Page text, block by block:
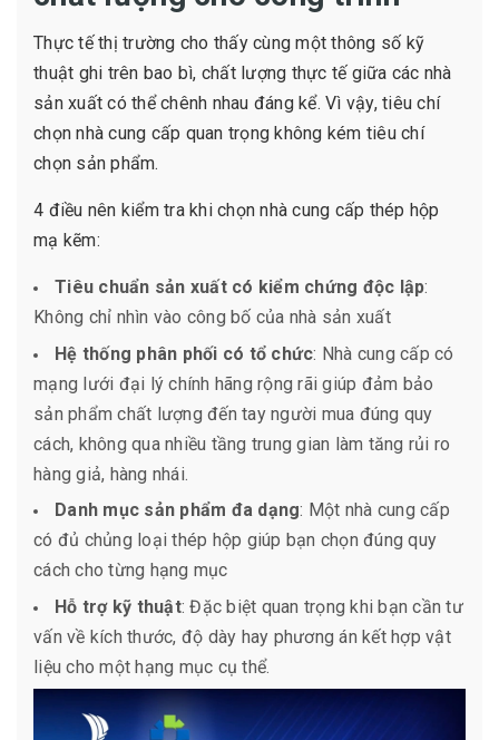
Thực tế thị trường cho thấy cùng một thông số kỹ
thuật ghi trên bao bì, chất lượng thực tế giữa các nhà
sản xuất có thể chênh nhau đáng kể. Vì vậy, tiêu chí
chọn nhà cung cấp quan trọng không kém tiêu chí
chọn sản phẩm.
4 điều nên kiểm tra khi chọn nhà cung cấp thép hộp
mạ kẽm:
Tiêu chuẩn sản xuất có kiểm chứng độc lập:
Không chỉ nhìn vào công bố của nhà sản xuất
Hệ thống phân phối có tổ chức: Nhà cung cấp có
mạng lưới đại lý chính hãng rộng rãi giúp đảm bảo
sản phẩm chất lượng đến tay người mua đúng quy
cách, không qua nhiều tầng trung gian làm tăng rủi ro
hàng giả, hàng nhái.
Danh mục sản phẩm đa dạng: Một nhà cung cấp
có đủ chủng loại thép hộp giúp bạn chọn đúng quy
cách cho từng hạng mục
Hỗ trợ kỹ thuật: Đặc biệt quan trọng khi bạn cần tư
vấn về kích thước, độ dày hay phương án kết hợp vật
liệu cho một hạng mục cụ thể.